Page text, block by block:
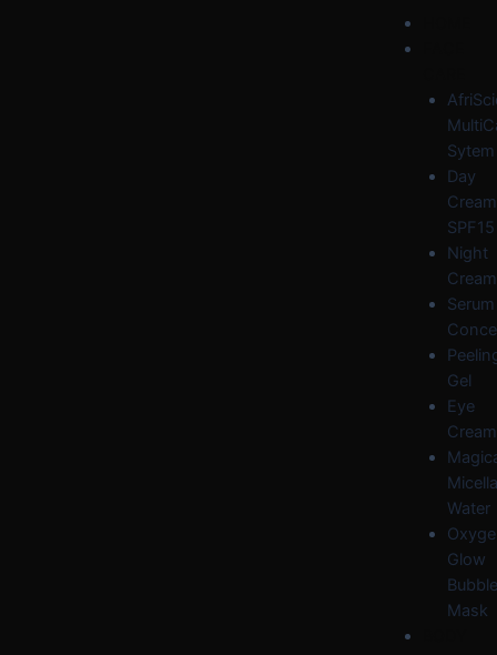
Sytem
Day
Cream
SPF15
Night
Cream
Serum
Gel
Eye
Cream
Water
Glow
Bubble
Mask
Menu